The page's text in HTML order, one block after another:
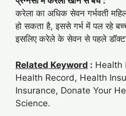
करेला का अधिक सेवन गर्भवती
हो सकता है, इससे गर्भ में पल रहे
इसलिए करेले के सेवन से पहले
Related Keyword : Health
Health Record, Health
Insurance, Donate Your
Science.